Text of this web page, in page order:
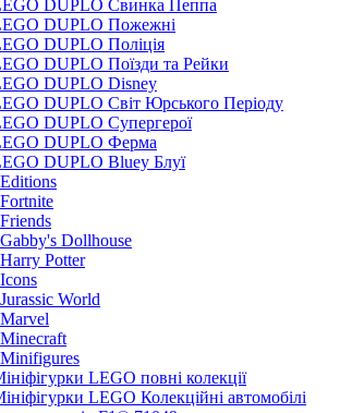
DUPLO Свинка Пеппа
DUPLO Пожежні
DUPLO Поліція
DUPLO Поїзди та Рейки
DUPLO Disney
DUPLO Світ Юрського Періоду
DUPLO Супергерої
DUPLO Ферма
DUPLO Bluey Блуї
Dollhouse
Potter
World
LEGO повні колекції
LEGO Колекційні автомобілі